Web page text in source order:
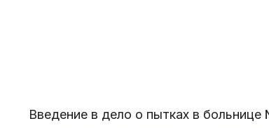
Введение в дело о пытках в больнице